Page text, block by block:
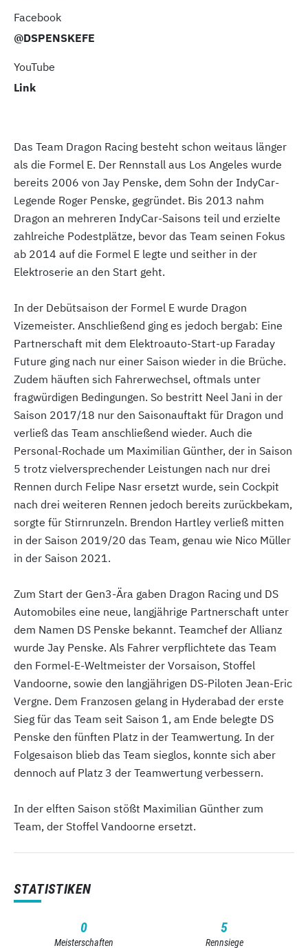
Facebook
@DSPENSKEFE
YouTube
Link
Das Team Dragon Racing besteht schon weitaus länger
als die Formel E. Der Rennstall aus Los Angeles wurde
bereits 2006 von Jay Penske, dem Sohn der IndyCar-
Legende Roger Penske, gegründet. Bis 2013 nahm
Dragon an mehreren IndyCar-Saisons teil und erzielte
zahlreiche Podestplätze, bevor das Team seinen Fokus
ab 2014 auf die Formel E legte und seither in der
Elektroserie an den Start geht.
In der Debütsaison der Formel E wurde Dragon
Vizemeister. Anschließend ging es jedoch bergab: Eine
Partnerschaft mit dem Elektroauto-Start-up Faraday
Future ging nach nur einer Saison wieder in die Brüche.
Zudem häuften sich Fahrerwechsel, oftmals unter
fragwürdigen Bedingungen. So bestritt Neel Jani in der
Saison 2017/18 nur den Saisonauftakt für Dragon und
verließ das Team anschließend wieder. Auch die
Personal-Rochade um Maximilian Günther, der in Saison
5 trotz vielversprechender Leistungen nach nur drei
Rennen durch Felipe Nasr ersetzt wurde, sein Cockpit
nach drei weiteren Rennen jedoch bereits zurückbekam,
sorgte für Stirnrunzeln. Brendon Hartley verließ mitten
in der Saison 2019/20 das Team, genau wie Nico Müller
in der Saison 2021.
Zum Start der Gen3-Ära gaben Dragon Racing und DS
Automobiles eine neue, langjährige Partnerschaft unter
dem Namen DS Penske bekannt. Teamchef der Allianz
wurde Jay Penske. Als Fahrer verpflichtete das Team
den Formel-E-Weltmeister der Vorsaison, Stoffel
Vandoorne, sowie den langjährigen DS-Piloten Jean-Eric
Vergne. Dem Franzosen gelang in Hyderabad der erste
Sieg für das Team seit Saison 1, am Ende belegte DS
Penske den fünften Platz in der Teamwertung. In der
Folgesaison blieb das Team sieglos, konnte sich aber
dennoch auf Platz 3 der Teamwertung verbessern.
In der elften Saison stößt Maximilian Günther zum
Team, der Stoffel Vandoorne ersetzt.
STATISTIKEN
0
Meisterschaften
5
Rennsiege